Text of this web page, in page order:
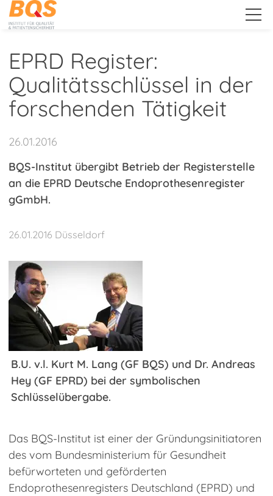
.
Unternehmen
Leistungen
Downloads
News
Veranstaltungen
Qitems - Mehr Wissen
Kunden-Extranet
'
EPRD Register:
Qualitätsschlüssel in der
forschenden Tätigkeit
26.01.2016
BQS-Institut übergibt Betrieb der Registerstelle
an die EPRD Deutsche Endoprothesenregister
gGmbH.
26.01.2016 Düsseldorf
B.U. v.l. Kurt M. Lang (GF BQS) und Dr. Andreas
Hey (GF EPRD) bei der symbolischen
Schlüsselübergabe.
Das BQS-Institut ist einer der Gründungsinitiatoren
des vom Bundesministerium für Gesundheit
befürworteten und geförderten
Endoprothesenregisters Deutschland (EPRD) und